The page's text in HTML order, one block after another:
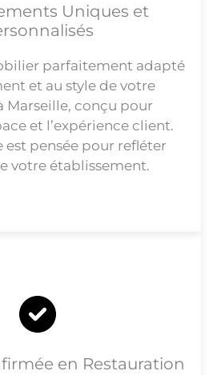
Uniques et
parfaitement adapté
et au style de votre
Marseille, conçu pour
et l’expérience client.
est pensée pour refléter
votre établissement.
en Restauration